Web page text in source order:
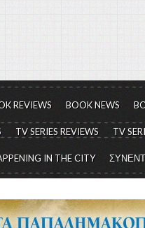
REVIEWS BOOK NEWS
TV SERIES REVIEWS TV
IN THE CITY